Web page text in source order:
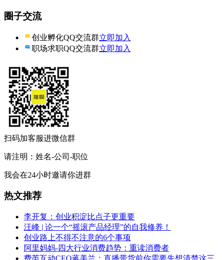
圈子交流
创业孵化QQ交流群立即加入
职场求职QQ交流群立即加入
扫码加客服进微信群
请注明：姓名-公司-职位
我会在24小时邀请你进群
热文推荐
李开复：创业积淀比点子更重要
汪峰 | 论一个“摇滚产品经理”的自我修养！
创业路上不得不注意的6个事项
阿里妈妈-四大行业消费趋势：重读消费者